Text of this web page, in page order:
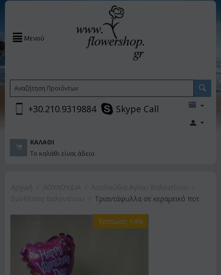
Μενού
+30.210.9319884 Skype Call
ΚΑΛΆΘΙ
Το καλάθι είναι άδειο
Τριαντάφυλλα σε κεραμεικό ποτ
Έκπτωση 14%